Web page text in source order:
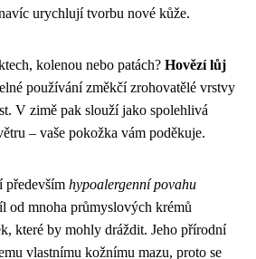
urychlují tvorbu nové kůže.
kolenou nebo patách? Hovězí lůj
používání změkčí zrohovatělé vrstvy
V zimě pak slouží jako spolehlivá
– vaše pokožka vám poděkuje.
především hypoalergenní povahu
od mnoha průmyslových krémů
které by mohly dráždit. Jeho přírodní
vlastnímu kožnímu mazu, proto se